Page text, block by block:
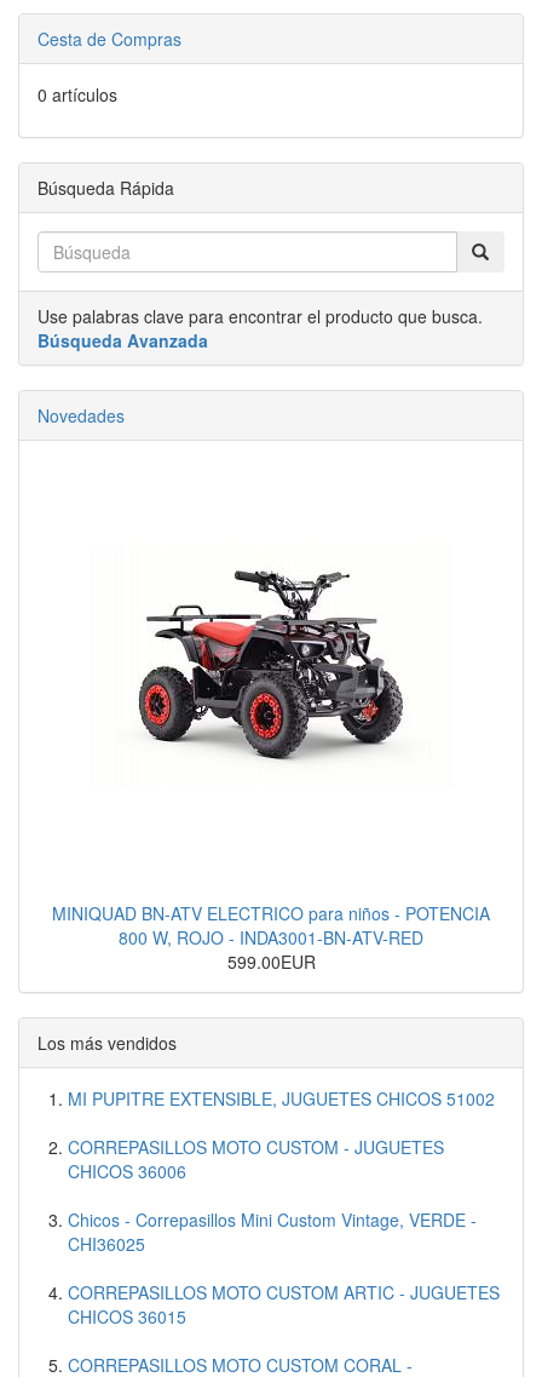
Cesta de Compras
0 artículos
Búsqueda Rápida
Use palabras clave para encontrar el producto que busca.
Búsqueda Avanzada
Novedades
MINIQUAD BN-ATV ELECTRICO para niños - POTENCIA
800 W, ROJO - INDA3001-BN-ATV-RED
599.00EUR
Los más vendidos
MI PUPITRE EXTENSIBLE, JUGUETES CHICOS 51002
CORREPASILLOS MOTO CUSTOM - JUGUETES
CHICOS 36006
Chicos - Correpasillos Mini Custom Vintage, VERDE -
CHI36025
CORREPASILLOS MOTO CUSTOM ARTIC - JUGUETES
CHICOS 36015
CORREPASILLOS MOTO CUSTOM CORAL -